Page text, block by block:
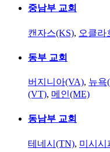
중남부 교회
캔자스(KS), 오클라
동부 교회
버지니아(VA), 뉴욕
(VT), 메인(ME)
동남부 교회
테네시(TN), 미시시